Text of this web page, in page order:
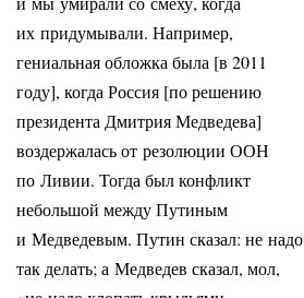
их придумывали. Например,
гениальная обложка была [в 2011
году], когда Россия [по решению
президента Дмитрия Медведева]
воздержалась от резолюции ООН
по Ливии. Тогда был конфликт
небольшой между Путиным
и Медведевым. Путин сказал: не надо
так делать; а Медведев сказал, мол,